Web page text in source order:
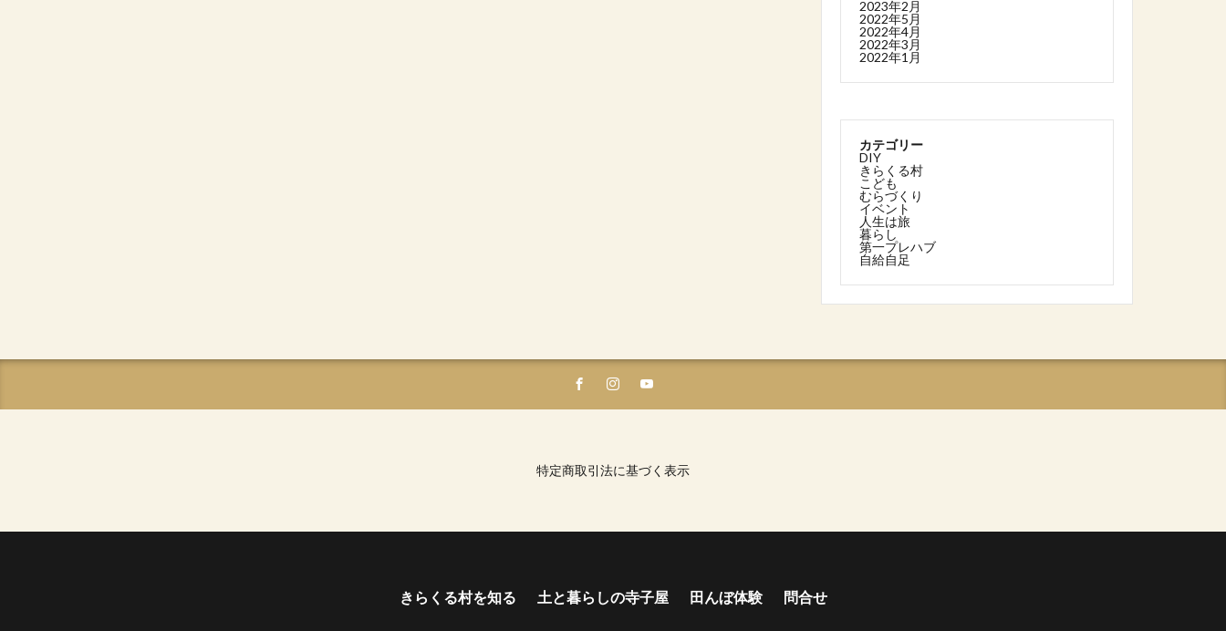
2023年2月
2022年5月
2022年4月
2022年3月
2022年1月
カテゴリー
DIY
きらくる村
こども
むらづくり
イベント
人生は旅
暮らし
第一プレハブ
自給自足
特定商取引法に基づく表示
きらくる村を知る 土と暮らしの寺子屋 田んぼ体験 問合せ